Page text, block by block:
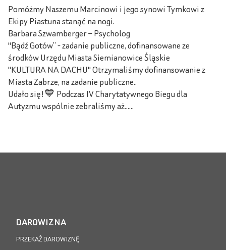
Pomóżmy Naszemu Marcinowi i jego synowi Tymkowi z
Ekipy Piastuna stanąć na nogi.
Barbara Szwamberger – Psycholog
"Bądź Gotów” - zadanie publiczne, dofinansowane ze
środków Urzędu Miasta Siemianowice Śląskie
"KULTURA NA DACHU" Otrzymaliśmy dofinansowanie z
Miasta Zabrze, na zadanie publiczne..
Udało się!💙 Podczas IV Charytatywnego Biegu dla
Autyzmu wspólnie zebraliśmy aż......
DAROWIZNA
PRZEKAŻ DAROWIZNĘ